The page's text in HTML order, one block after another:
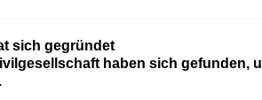
sich gegründet
haben sich gefunden,